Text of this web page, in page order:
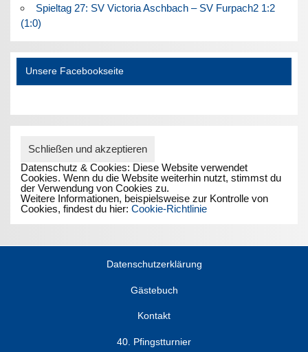
Spieltag 27: SV Victoria Aschbach – SV Furpach2 1:2
(1:0)
Unsere Facebookseite
Datenschutz & Cookies: Diese Website verwendet
Cookies. Wenn du die Website weiterhin nutzt, stimmst du
der Verwendung von Cookies zu.
Weitere Informationen, beispielsweise zur Kontrolle von
Cookies, findest du hier:Cookie-Richtlinie
Datenschutzerklärung
Gästebuch
Kontakt
40. Pfingstturnier